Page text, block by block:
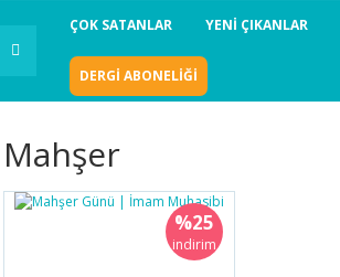
ÇOK SATANLAR YENİ ÇIKANLAR
DERGİ ABONELİĞİ
Mahşer
%25
indirim